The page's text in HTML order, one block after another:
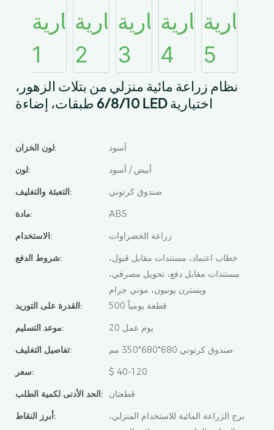
نظام زراعة مائية منزلي من بتلات الزهور،
6/8/10 طبقات، إضاءة LED اختيارية
لون الخزان:
أسود
لون:
أبيض / أسود
التعبئة والتغليف:
صندوق كرتوني
مادة:
ABS
الاستخدام:
زراعة الخضراوات
شروط الدفع:
خطاب اعتماد، مستندات مقابل قبول،
مستندات مقابل دفع، تحويل مصرفي،
ويسترن يونيون، موني جرام
القدرة على التوريد:
500 قطعة يومياً
موعد التسليم:
20 يوم عمل
تفاصيل التغليف:
صندوق كرتوني 680*680*350 مم
سعر:
$ 40-120
الحد الأدنى لكمية الطلب:
قطعتان
أبرز النقاط:
برج الزراعة المائية للاستخدام المنزلي،